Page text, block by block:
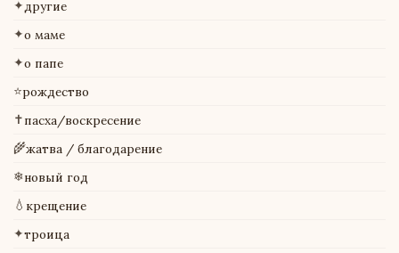
✦ другие
✦о маме
✦о папе
⭐рождество
✝пасха/воскресение
🌾жатва / благодарение
❄новый год
💧 крещение
✦троица